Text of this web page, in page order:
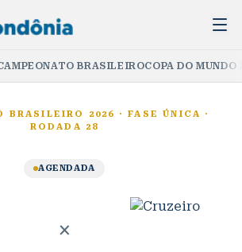
BRASILEIROCOPA DO
BRASILEIRO 2026 ·FASE ÚNICA
·
RODADA 28
AGENDADA
×